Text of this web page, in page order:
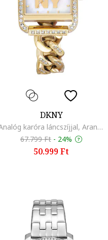
DKNY
Analóg karóra láncszíjjal, Aranyszín
67.799 Ft - 24%
50.999 Ft